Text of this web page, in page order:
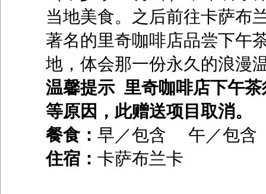
当地美食。之后前往卡萨布
著名的里奇咖啡店品尝下午
地，体会那一份永久的浪漫
温馨提示 里奇咖啡店下午
等原因，此赠送项目取消。
餐食： 早／包含 午／包
住宿： 卡萨布兰卡